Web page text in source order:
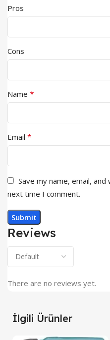
Reviews
There are no reviews yet.
Pros
Cons
Name *
Email *
Save my name, email,
next time I comment.
İlgili Ürünler